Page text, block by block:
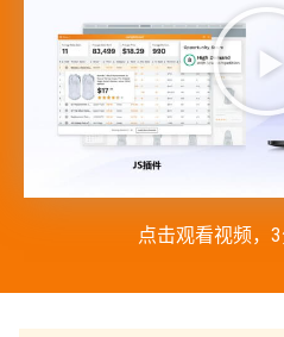
点击观看视频，